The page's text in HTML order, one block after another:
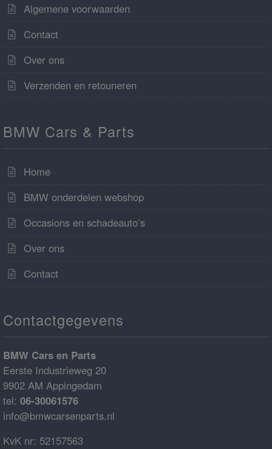
Algemene voorwaarden
Contact
Over ons
Verzenden en retouneren
BMW Cars & Parts
Home
BMW onderdelen webshop
Occasions en schadeauto’s
Over ons
Contact
Contactgegevens
BMW Cars en Parts
Eerste Industrieweg 20
9902 AM Appingedam
tel: 06-30061576
info@bmwcarsenparts.nl
KvK nr: 52157563